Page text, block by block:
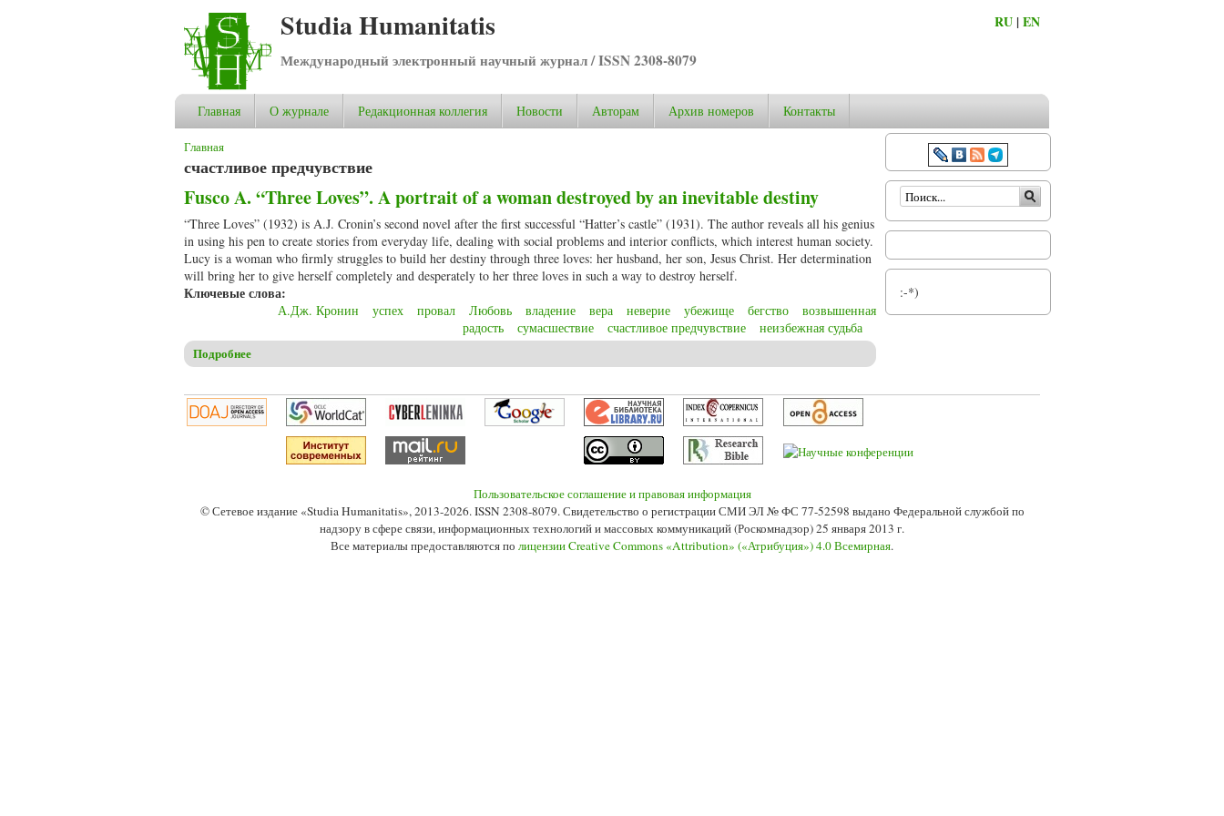
Studia Humanitatis
Международный электронный научный журнал / ISSN 2308-8079
RU |EN
Главная О журнале Редакционная коллегия Новости Авторам Архив номеров Контакты
Вы здесь
Главная
счастливое предчувствие
Fusco A. “Three Loves”. A portrait of a woman destroyed by an inevitable destiny
“Three Loves” (1932) is A.J. Cronin’s second novel after the first successful “Hatter’s castle” (1931). The author reveals all his genius
in using his pen to create stories from everyday life, dealing with social problems and interior conflicts, which interest human society.
Lucy is a woman who firmly struggles to build her destiny through three loves: her husband, her son, Jesus Christ. Her determination
will bring her to give herself completely and desperately to her three loves in such a way to destroy herself.
Ключевые слова:
А.Дж. Кронин успех провал Любовь владение вера неверие убежище бегство
возвышенная
радость
сумасшествие счастливое предчувствие неизбежная судьба
Подробнее
Форма поиска
:-*)
Пользовательское соглашение и правовая информация
© Сетевое издание «Studia Humanitatis», 2013-2026. ISSN 2308-8079. Свидетельство о регистрации СМИ ЭЛ № ФС 77-52598 выдано Федеральной службой по
надзору в сфере связи, информационных технологий и массовых коммуникаций (Роскомнадзор) 25 января 2013 г.
Все материалы предоставляются по лицензии Creative Commons «Attribution» («Атрибуция») 4.0 Всемирная.